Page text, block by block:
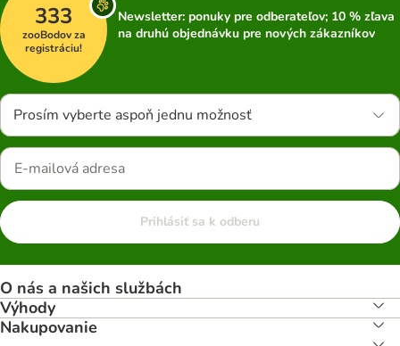
333
zooBodov za
registráciu!
Newsletter: ponuky pre odberateľov; 10 % zľava
na druhú objednávku pre nových zákazníkov
Prosím vyberte aspoň jednu možnosť
Prihlásiť sa k odberu
O nás a našich službách
Výhody
Nakupovanie